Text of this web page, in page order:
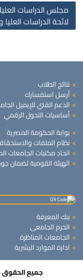
مجلس الدراسات
لائحة الدراسات
نتائج الطلاب
أرسل استفسارك
الدعم الفني للإيميل
أساسيات التحول الرقمي
بوابة الحكومة المصرية
نظام الملفات
اتحاد مكتبات الجامعات
الهيئة القومية لضمان
بنك المعرفة
الحرم الجامعى
الجامعات المناظرة
ادارة الموارد البشرية
جميع